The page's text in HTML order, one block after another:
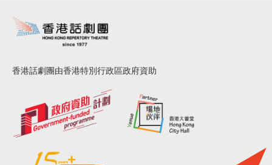
香港話劇團由香港特別行政區政府資助